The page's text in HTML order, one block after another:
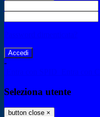
-
Seleziona utente
button close ×